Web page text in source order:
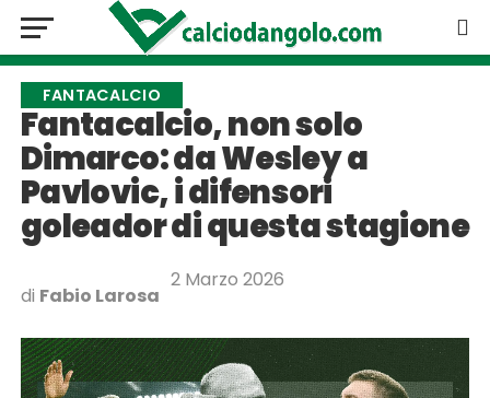
FANTACALCIO
Fantacalcio, non solo
Dimarco: da Wesley a
Pavlovic, i difensori
goleador di questa stagione
di Fabio Larosa
2 Marzo 2026